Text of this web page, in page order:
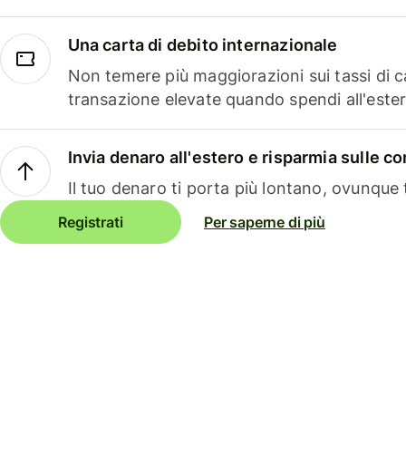
Una carta di debito internazionale
Non temere più maggiorazioni sui tassi di
transazione elevate quando spendi
Invia denaro all'estero e risparmia sulle
Il tuo denaro ti porta più lontano, ovunque
Registrati Per saperne di più